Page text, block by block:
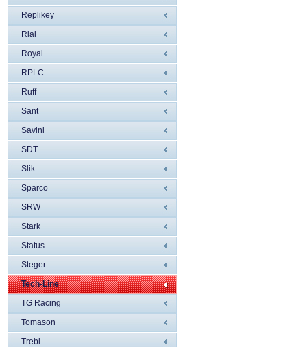
Replikey
Rial
Royal
RPLC
Ruff
Sant
Savini
SDT
Slik
Sparco
SRW
Stark
Status
Steger
Tech-Line
TG Racing
Tomason
Trebl